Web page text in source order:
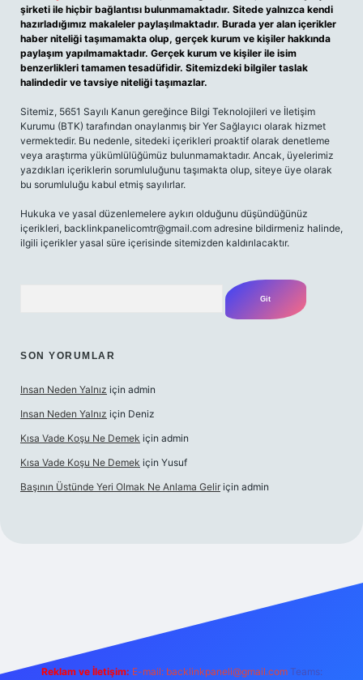
şirketi ile hiçbir bağlantısı bulunmamaktadır. Sitede yalnızca kendi
hazırladığımız makaleler paylaşılmaktadır. Burada yer alan içerikler
haber niteliği taşımamakta olup, gerçek kurum ve kişiler hakkında
paylaşım yapılmamaktadır. Gerçek kurum ve kişiler ile isim
benzerlikleri tamamen tesadüfidir. Sitemizdeki bilgiler taslak
halindedir ve tavsiye niteliği taşımazlar.
Sitemiz, 5651 Sayılı Kanun gereğince Bilgi Teknolojileri ve İletişim
Kurumu (BTK) tarafından onaylanmış bir Yer Sağlayıcı olarak hizmet
vermektedir. Bu nedenle, sitedeki içerikleri proaktif olarak denetleme
veya araştırma yükümlülüğümüz bulunmamaktadır. Ancak, üyelerimiz
yazdıkları içeriklerin sorumluluğunu taşımakta olup, siteye üye olarak
bu sorumluluğu kabul etmiş sayılırlar.
Hukuka ve yasal düzenlemelere aykırı olduğunu düşündüğünüz
içerikleri, backlinkpanelicomtr@gmail.com adresine bildirmeniz halinde,
ilgili içerikler yasal süre içerisinde sitemizden kaldırılacaktır.
SON YORUMLAR
Insan Neden Yalnız için admin
Insan Neden Yalnız için Deniz
Kısa Vade Koşu Ne Demek için admin
Kısa Vade Koşu Ne Demek için Yusuf
Başının Üstünde Yeri Olmak Ne Anlama Gelir için admin
Reklam ve İletişim: E-mail: backlinkpaneli@gmail.com Teams: